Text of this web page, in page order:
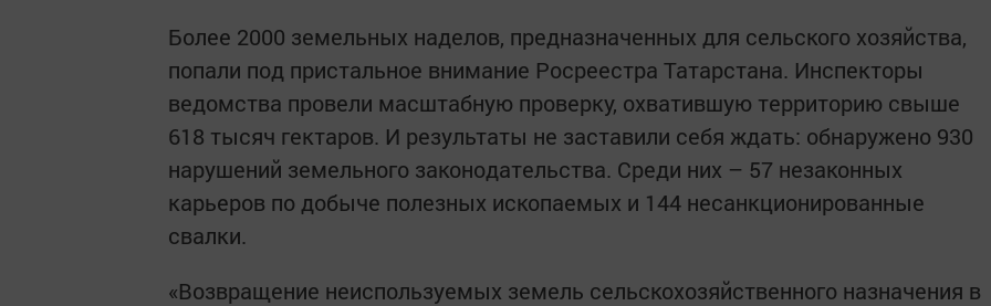
Более 2000 земельных наделов, предназначенных для сельского хозяйства,
попали под пристальное внимание Росреестра Татарстана. Инспекторы
ведомства провели масштабную проверку, охватившую территорию свыше
618 тысяч гектаров. И результаты не заставили себя ждать: обнаружено 930
нарушений земельного законодательства. Среди них – 57 незаконных
карьеров по добыче полезных ископаемых и 144 несанкционированные
свалки.
«Возвращение неиспользуемых земель сельскохозяйственного назначения в